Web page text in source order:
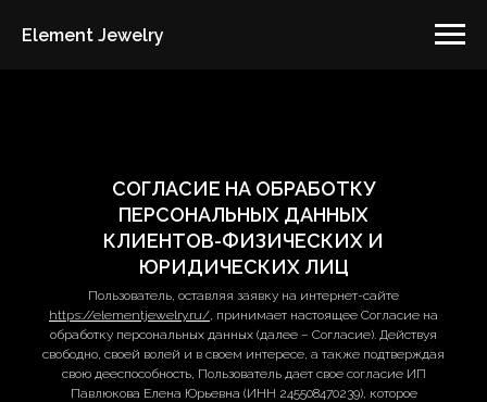
Element Jewelry
СОГЛАСИЕ НА ОБРАБОТКУ
ПЕРСОНАЛЬНЫХ ДАННЫХ
КЛИЕНТОВ-ФИЗИЧЕСКИХ И
ЮРИДИЧЕСКИХ ЛИЦ
Пользователь, оставляя заявку на интернет-сайте
https://elementjewelry.ru/, принимает настоящее Согласие на
обработку персональных данных (далее – Согласие). Действуя
свободно, своей волей и в своем интересе, а также подтверждая
свою дееспособность, Пользователь дает свое согласие ИП
Павлюкова Елена Юрьевна (ИНН 245508470239), которое